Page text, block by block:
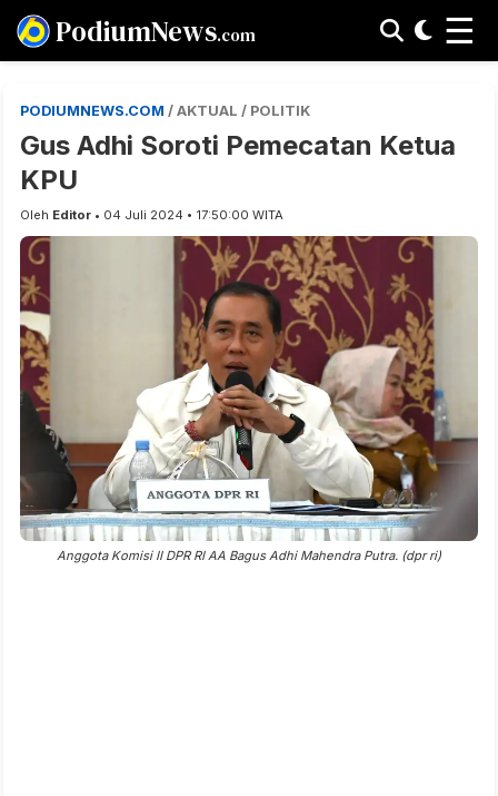
PodiumNews.com ☰
PODIUMNEWS.COM / AKTUAL / POLITIK
Gus Adhi Soroti Pemecatan Ketua
KPU
Oleh Editor • 04 Juli 2024 • 17:50:00 WITA
Anggota Komisi II DPR RI AA Bagus Adhi Mahendra Putra. (dpr ri)